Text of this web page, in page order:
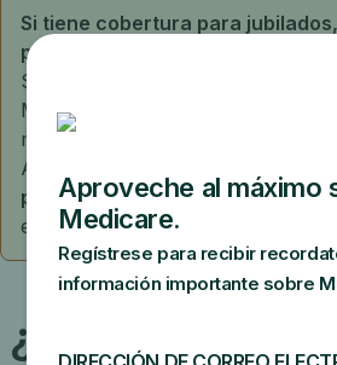
Si tiene cobertura para
perderla. Verifique antes de
Su empleador puede ofrecer
Medicare, como un plan
medicamentos recetados o un
Advantage. Si es así,
perderán su cobertura para
en un plan que el empleador no
¿Qué necesito